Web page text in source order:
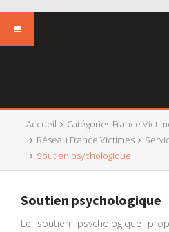
Accueil
Catégories France
Réseau France Victimes
Soutien psychologique
Soutien psychologique
Le soutien psychologique